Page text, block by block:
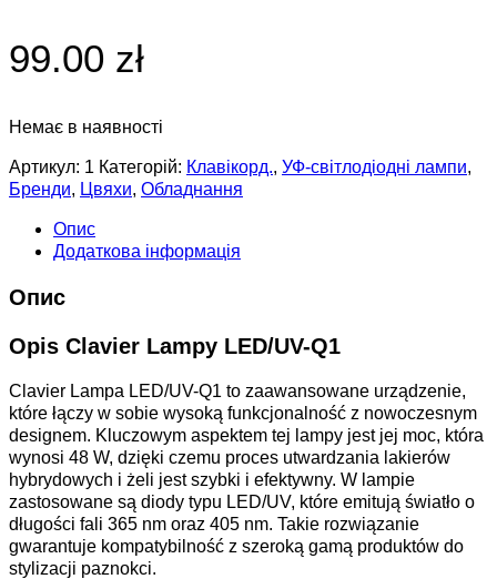
99.00 zł
Немає в наявності
Артикул: 1 Категорій: Клавікорд., УФ-світлодіодні лампи,
Бренди, Цвяхи, Обладнання
Опис
Додаткова інформація
Опис
Opis Clavier Lampy LED/UV-Q1
Clavier Lampa LED/UV-Q1 to zaawansowane urządzenie,
które łączy w sobie wysoką funkcjonalność z nowoczesnym
designem. Kluczowym aspektem tej lampy jest jej moc, która
wynosi 48 W, dzięki czemu proces utwardzania lakierów
hybrydowych i żeli jest szybki i efektywny. W lampie
zastosowane są diody typu LED/UV, które emitują światło o
długości fali 365 nm oraz 405 nm. Takie rozwiązanie
gwarantuje kompatybilność z szeroką gamą produktów do
stylizacji paznokci.